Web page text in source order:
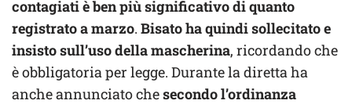
contagiati è ben più significativo di quanto
registrato a marzo. Bisato ha quindi sollecitato e
insisto sull’uso della mascherina, ricordando che
è obbligatoria per legge. Durante la diretta ha
anche annunciato chesecondo l’ordinanza